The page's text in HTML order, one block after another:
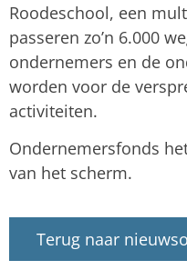
Roodeschool, een
passeren zo’n 6.000
ondernemers en de
worden voor de
activiteiten.
Ondernemersfonds
van het scherm.
Terug naar